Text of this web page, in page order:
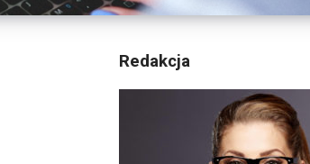
Redakcja